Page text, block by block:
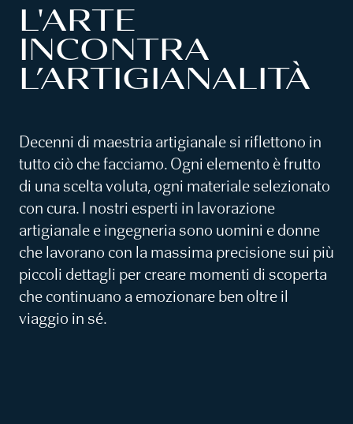
L'ARTE
INCONTRA
L’ARTIGIANALITÀ
Decenni di maestria artigianale si riflettono in
tutto ciò che facciamo. Ogni elemento è frutto
di una scelta voluta, ogni materiale selezionato
con cura. I nostri esperti in lavorazione
artigianale e ingegneria sono uomini e donne
che lavorano con la massima precisione sui più
piccoli dettagli per creare momenti di scoperta
che continuano a emozionare ben oltre il
viaggio in sé.